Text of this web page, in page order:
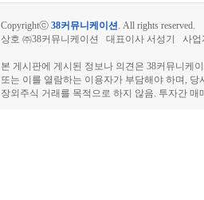
Copyrightⓒ 38커뮤니케이션. All rights reserved.
상호 ㈜38커뮤니케이션 대표이사 서성기 사업
본 게시판에 게시된 정보나 의견은 38커뮤니케
또는 이를 열람하는 이용자가 부담해야 하며,
장외주식 거래를 목적으로 하지 않음. 투자간